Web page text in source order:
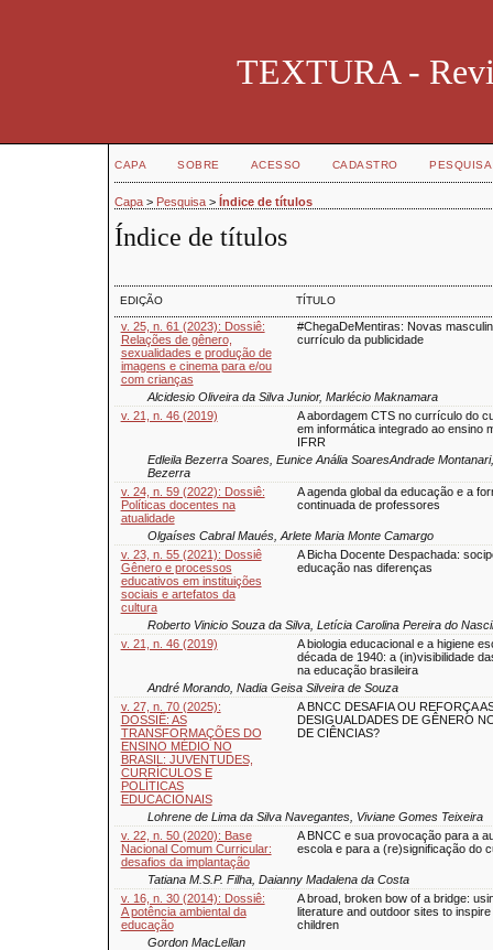
TEXTURA -
CAPA SOBRE ACESSO CADASTRO PESQUISA
Capa > Pesquisa > Índice de títulos
Índice de títulos
EDIÇÃO TÍTULO
v. 25, n. 61 (2023): Dossiê:
Relações de gênero,
sexualidades e produção de
imagens e cinema para e/ou
com crianças
#ChegaDeMentiras: Novas
currículo da publicidade
Alcidesio Oliveira da Silva Junior, Marlécio Maknamara
v. 21, n. 46 (2019)
A abordagem CTS no currículo do
em informática integrado ao ensino
IFRR
Edleila Bezerra Soares, Eunice Anália SoaresAndrade
Bezerra
v. 24, n. 59 (2022): Dossiê:
Políticas docentes na
atualidade
A agenda global da educação e a
continuada de professores
Olgaíses Cabral Maués, Arlete Maria Monte Camargo
v. 23, n. 55 (2021): Dossiê
Gênero e processos
educativos em instituições
sociais e artefatos da
cultura
A Bicha Docente Despachada:
educação nas diferenças
Roberto Vinicio Souza da Silva, Letícia Carolina Pereira do
v. 21, n. 46 (2019)
A biologia educacional e a higiene
década de 1940: a (in)visibilidade
na educação brasileira
André Morando, Nadia Geisa Silveira de Souza
v. 27, n. 70 (2025):
DOSSIÊ: AS
TRANSFORMAÇÕES DO
ENSINO MÉDIO NO
BRASIL: JUVENTUDES,
CURRÍCULOS E
POLÍTICAS
EDUCACIONAIS
A BNCC DESAFIA OU REFORÇA
DESIGUALDADES DE GÊNERO
DE CIÊNCIAS?
Lohrene de Lima da Silva Navegantes, Viviane Gomes Teixeira
v. 22, n. 50 (2020): Base
Nacional Comum Curricular:
desafios da implantação
A BNCC e sua provocação para a
escola e para a (re)significação do
Tatiana M.S.P. Filha, Daianny Madalena da Costa
v. 16, n. 30 (2014): Dossiê:
A potência ambiental da
educação
A broad, broken bow of a bridge:
literature and outdoor sites to
children
Gordon MacLellan